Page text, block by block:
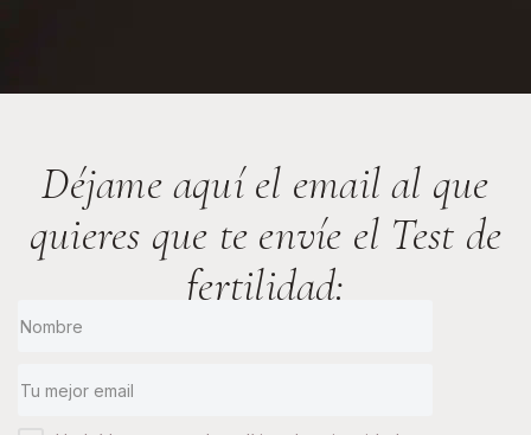
Déjame aquí el email al que
quieres que te envíe el Test de
fertilidad: